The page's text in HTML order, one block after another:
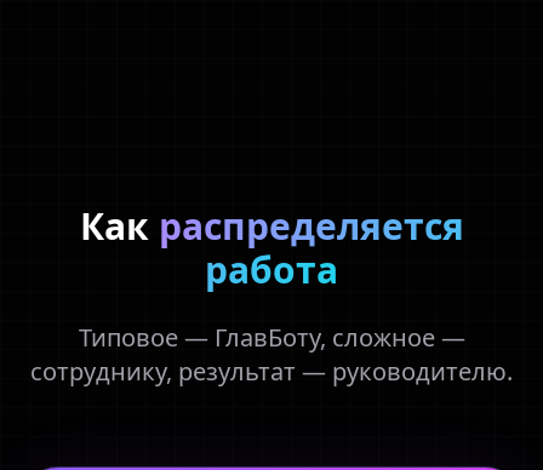
Как распределяется
работа
Типовое — ГлавБоту, сложное —
сотруднику, результат — руководителю.